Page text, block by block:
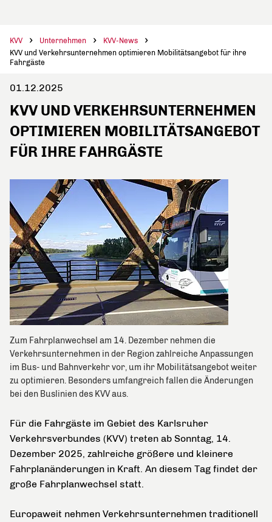
KVV Unternehmen
KVV-News
KVV und Verkehrsunternehmen optimieren Mobilitätsangebot für ihre
Fahrgäste
01.12.2025
KVV UND VERKEHRSUNTERNEHMEN
OPTIMIEREN MOBILITÄTSANGEBOT
FÜR IHRE FAHRGÄSTE
Zum Fahrplanwechsel am 14. Dezember nehmen die
Verkehrsunternehmen in der Region zahlreiche Anpassungen
im Bus- und Bahnverkehr vor, um ihr Mobilitätsangebot weiter
zu optimieren. Besonders umfangreich fallen die Änderungen
bei den Buslinien des KVV aus.
Für die Fahrgäste im Gebiet des Karlsruher
Verkehrsverbundes (KVV) treten ab Sonntag, 14.
Dezember 2025, zahlreiche größere und kleinere
Fahrplanänderungen in Kraft. An diesem Tag findet der
große Fahrplanwechsel statt.
Europaweit nehmen Verkehrsunternehmen traditionell